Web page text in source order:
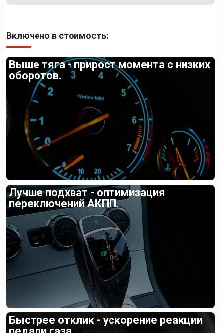
Включено в стоимость:
Выше тяга - прирост момента с низких
оборотов.
Лучше подхват - оптимизация
переключений АКПП.
Быстрее отклик - ускорение реакции